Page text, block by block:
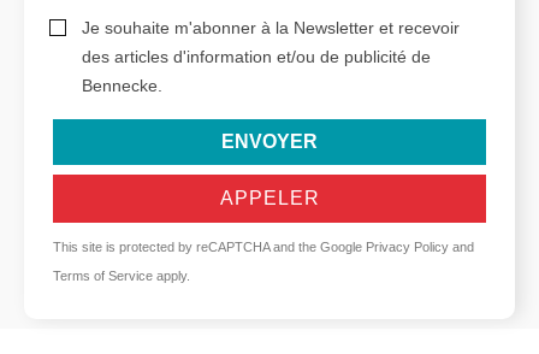
Je souhaite m'abonner à la Newsletter et recevoir
des articles d'information et/ou de publicité de
Bennecke.
ENVOYER
APPELER
This site is protected by reCAPTCHA and the Google Privacy Policy and
Terms of Service apply.